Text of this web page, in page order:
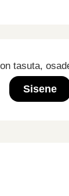
tasuta,
Sisene